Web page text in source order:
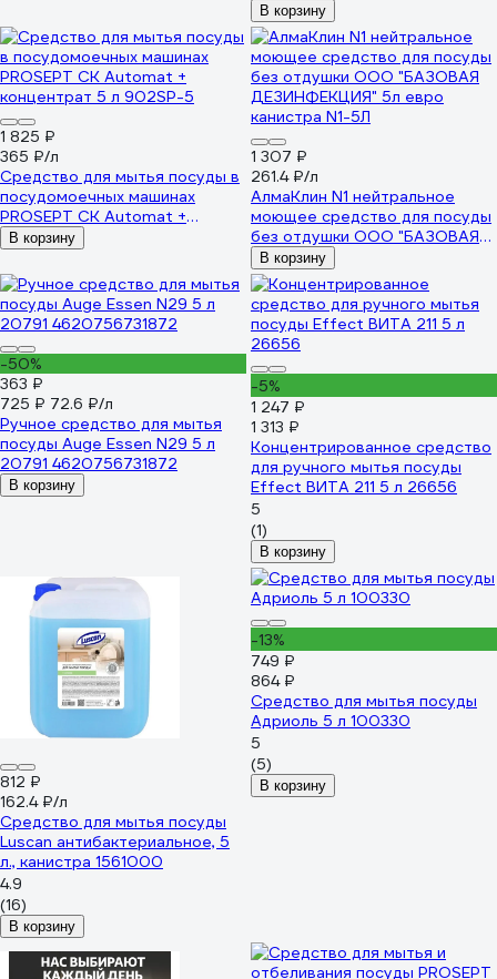
В корзину
1 825 ₽
365 ₽/л
Средство для мытья посуды в
посудомоечных машинах
PROSEPT CK Automat +
концентрат 5 л 902SP-5
В корзину
1 307 ₽
261.4 ₽/л
АлмаКлин N1 нейтральное
моющее средство для посуды
без отдушки ООО "БАЗОВАЯ
ДЕЗИНФЕКЦИЯ" 5л евро
канистра N1-5Л
В корзину
-50%
363 ₽
725 ₽ 72.6 ₽/л
Ручное средство для мытья
посуды Auge Essen N29 5 л
20791 4620756731872
В корзину
-5%
1 247 ₽
1 313 ₽
Концентрированное средство
для ручного мытья посуды
Effect ВИТА 211 5 л 26656
5
(1)
В корзину
812 ₽
162.4 ₽/л
Средство для мытья посуды
Luscan антибактериальное, 5
л., канистра 1561000
4.9
(16)
В корзину
-13%
749 ₽
864 ₽
Средство для мытья посуды
Адриоль 5 л 100330
5
(5)
В корзину